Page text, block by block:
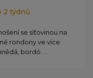
2 týdnů
se síťovinou na
rondony ve více
bordó. ...